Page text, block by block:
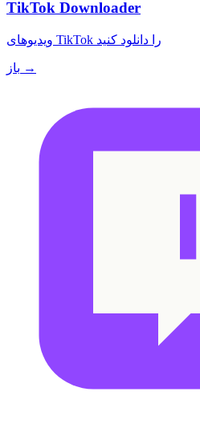
TikTok Downloader
ویدیوهای TikTok را دانلود کنید
باز →